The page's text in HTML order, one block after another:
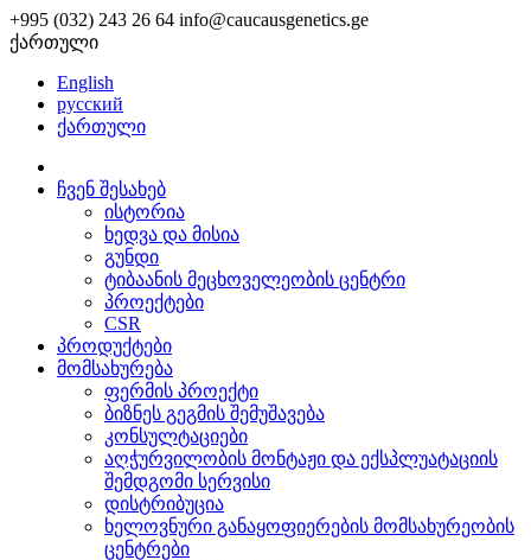
+995 (032) 243 26 64 info@caucausgenetics.ge
ქართული
English
русский
ქართული
ჩვენ შესახებ
ისტორია
ხედვა და მისია
გუნდი
ტიბაანის მეცხოველეობის ცენტრი
პროექტები
CSR
პროდუქტები
მომსახურება
ფერმის პროექტი
ბიზნეს გეგმის შემუშავება
კონსულტაციები
აღჭურვილობის მონტაჟი და ექსპლუატაციის
შემდგომი სერვისი
დისტრიბუცია
ხელოვნური განაყოფიერების მომსახურეობის
ცენტრები